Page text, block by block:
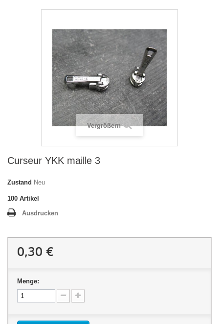
Vergrößern
Curseur YKK maille 3
Zustand Neu
100 Artikel
Ausdrucken
0,30 €
Menge: